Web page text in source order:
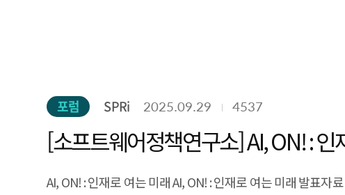
포럼 SPRi 2025.09.29 4537
[소프트웨어정책연구소] AI, ON! : 인
AI, ON! : 인재로 여는 미래 AI, ON! : 인재로 여는 미래 발